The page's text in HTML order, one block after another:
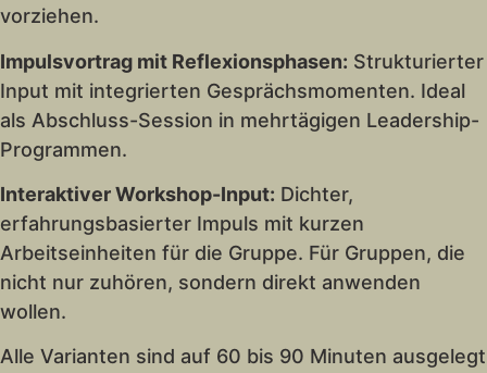
vorziehen.
Impulsvortrag mit Reflexionsphasen: Strukturierter
Input mit integrierten Gesprächsmomenten. Ideal
als Abschluss-Session in mehrtägigen Leadership-
Programmen.
Interaktiver Workshop-Input: Dichter,
erfahrungsbasierter Impuls mit kurzen
Arbeitseinheiten für die Gruppe. Für Gruppen, die
nicht nur zuhören, sondern direkt anwenden
wollen.
Alle Varianten sind auf 60 bis 90 Minuten ausgelegt